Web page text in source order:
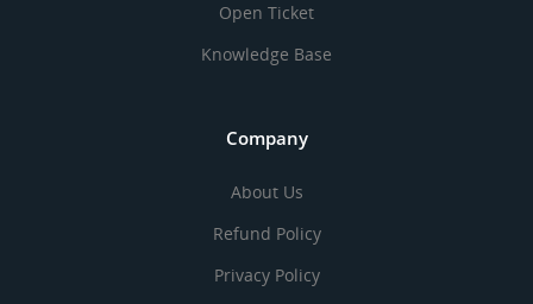
Open Ticket
Knowledge Base
Company
About Us
Refund Policy
Privacy Policy